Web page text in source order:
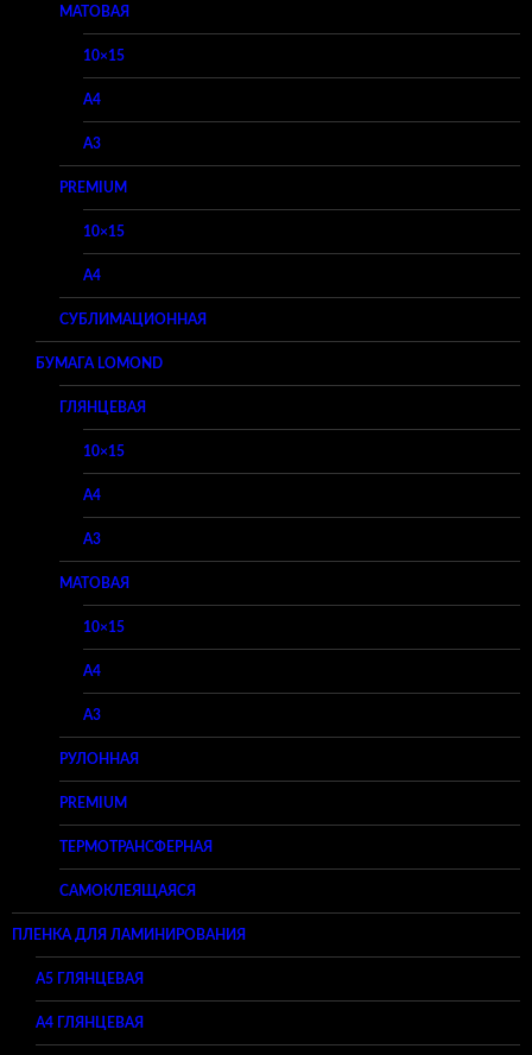
МАТОВАЯ
10×15
A4
A3
PREMIUM
10×15
A4
СУБЛИМАЦИОННАЯ
БУМАГА LOMOND
ГЛЯНЦЕВАЯ
10×15
A4
A3
МАТОВАЯ
10×15
A4
A3
РУЛОННАЯ
PREMIUM
ТЕРМОТРАНСФЕРНАЯ
САМОКЛЕЯЩАЯСЯ
ПЛЕНКА ДЛЯ ЛАМИНИРОВАНИЯ
A5 ГЛЯНЦЕВАЯ
А4 ГЛЯНЦЕВАЯ